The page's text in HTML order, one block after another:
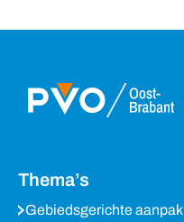
Thema’s
Gebiedsgerichte aanpak